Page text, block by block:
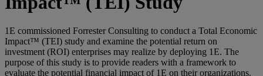
1E commissioned Forrester Consulting to conduct a Total Economic
Impact™ (TEI) study and examine the potential return on
investment (ROI) enterprises may realize by deploying 1E. The
purpose of this study is to provide readers with a framework to
evaluate the potential financial impact of 1E on their organizations.